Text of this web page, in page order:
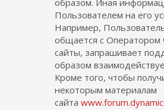
образом. Иная
Пользователем на его
Например,
общается с Оператором
сайты, запрашивает
образом
Кроме того, чтобы
некоторым материалам
сайта